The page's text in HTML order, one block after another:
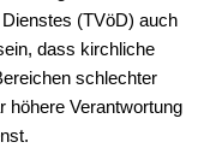
(TVöD) auch
dass kirchliche
schlechter
höhere Verantwortung